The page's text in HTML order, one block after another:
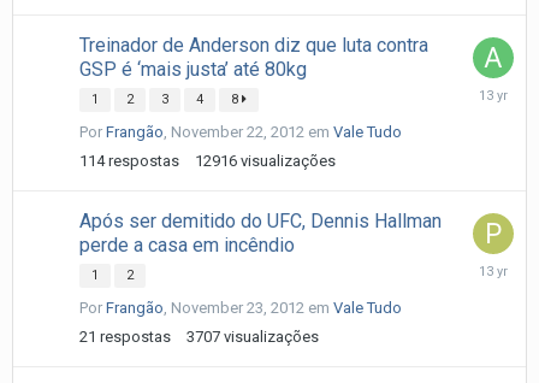
Treinador de Anderson diz que luta contra
GSP é ‘mais justa’ até 80kg
1 2 3 4 8
Por Frangão November 22, 2012 em Vale Tudo
114 respostas 12916 visualizações
Após ser demitido do UFC, Dennis Hallman
perde a casa em incêndio
1 2
Por Frangão November 23, 2012 em Vale Tudo
21 respostas 3707 visualizações